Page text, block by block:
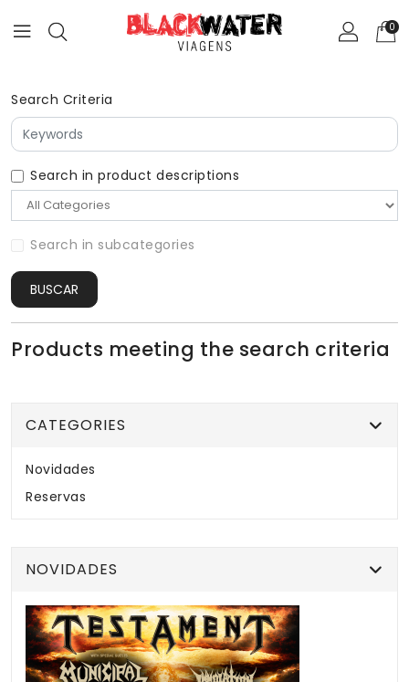
0
Search Criteria
Search in product descriptions
Search in subcategories
BUSCAR
Products meeting the search criteria
CATEGORIES
Novidades
Reservas
NOVIDADES